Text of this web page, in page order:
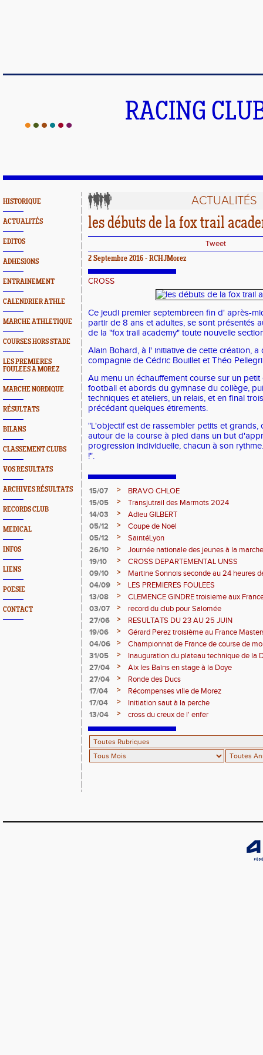
RACING
HISTORIQUE
ACTUALITÉS
EDITOS
ADHESIONS
ENTRAINEMENT
CALENDRIER ATHLE
MARCHE ATHLETIQUE
COURSES HORS STADE
LES PREMIERES
FOULEES A MOREZ
MARCHE NORDIQUE
RÉSULTATS
BILANS
CLASSEMENT CLUBS
VOS RESULTATS
ARCHIVES RÉSULTATS
RECORDS CLUB
MEDICAL
INFOS
LIENS
POESIE
CONTACT
ACTUALITÉS
les débuts de la fox trail
Tweet
2 Septembre 2016 - RCHJMorez
CROSS
Ce jeudi premier septembreen fin d' après-
partir de 8 ans et adultes, se sont présentés
de la "fox trail academy" toute nouvelle
Alain Bohard, à l' initiative de cette création, a
compagnie de Cédric Bouillet et Théo
Au menu un échauffement course sur un
football et abords du gymnase du collège,
techniques et ateliers, un relais, et en final
précédant quelques étirements.
"L'objectif est de rassembler petits et grands,
autour de la course à pied dans un but
progression individuelle, chacun à son
!".
15/07 >
BRAVO CHLOE
15/05
>
Transjutrail des Marmots 2024
14/03
>
Adieu GILBERT
05/12
>
Coupe de Noël
05/12
>
SaintéLyon
26/10
>
Journée nationale des jeunes à la marche
19/10
>
CROSS DEPARTEMENTAL UNSS
09/10
>
Martine Sonnois seconde au 24 heures
04/09
>
LES PREMIERES FOULEES
13/08
>
CLEMENCE GINDRE troisieme aux
03/07
>
record du club pour Salomée
27/06
>
RESULTATS DU 23 AU 25 JUIN
19/06
>
Gérard Perez troisième au France
04/06
>
Championnat de France de course de
31/05
>
Inauguration du plateau technique de la
27/04
>
Aix les Bains en stage à la Doye
27/04
>
Ronde des Ducs
17/04
>
Récompenses ville de Morez
17/04
>
Initiation saut à la perche
13/04
> cross du creux de l' enfer